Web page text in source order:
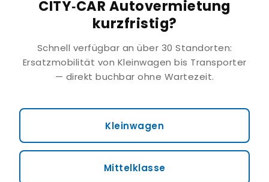
CITY‑CAR Autovermietung
kurzfristig?
Schnell verfügbar an über 30 Standorten:
Ersatzmobilität von Kleinwagen bis Transporter
— direkt buchbar ohne Wartezeit.
Kleinwagen
Mittelklasse